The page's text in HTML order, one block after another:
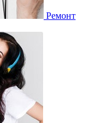
Ремонт